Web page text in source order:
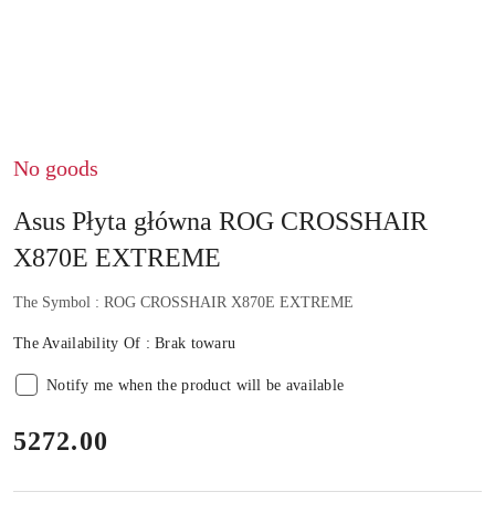
No goods
Asus Płyta główna ROG CROSSHAIR
X870E EXTREME
The Symbol : ROG CROSSHAIR X870E EXTREME
The Availability Of :Brak towaru
Notify me when the product will be available
price:
5272.00